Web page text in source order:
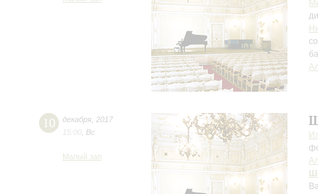
10 декабря 2017
15:00 Вс
Малый зал